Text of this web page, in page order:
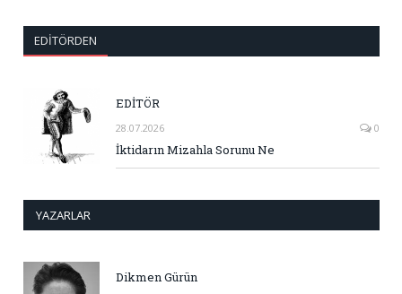
EDITÖRDEN
EDİTÖR
28.07.2026 0
İktidarın Mizahla Sorunu Ne
YAZARLAR
Dikmen Gürün